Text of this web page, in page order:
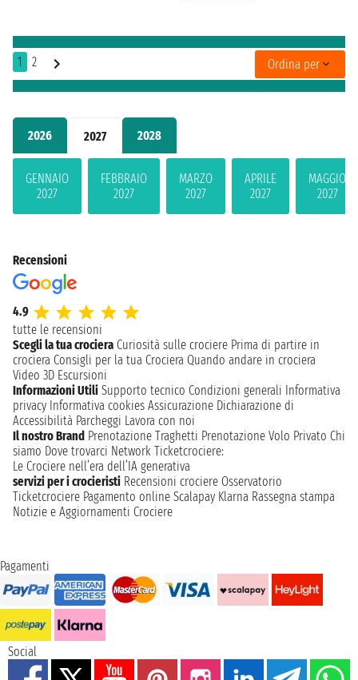
2026 2027 2028
GENNAIO
2027
FEBBRAIO
2027
MARZO
2027
APRILE
2027
MAGGIO
2027
1 2 Ordina per
Recensioni
4.9
tutte le recensioni
Scegli la tua crociera Curiosità sulle crociere Prima di partire in
crociera Consigli per la tua Crociera Quando andare in crociera
Video 3D Escursioni
Informazioni Utili Supporto tecnico Condizioni generali Informativa
privacy Informativa cookies Assicurazione Dichiarazione di
Accessibilità Parcheggi Lavora con noi
Il nostro Brand Prenotazione Traghetti Prenotazione Volo Privato Chi
siamo Dove trovarci Network Ticketcrociere:
Le Crociere nell’era dell’IA generativa
servizi per i crocieristi Recensioni crociere Osservatorio
Ticketcrociere Pagamento online Scalapay Klarna Rassegna stampa
Notizie e Aggiornamenti Crociere
Pagamenti
Social